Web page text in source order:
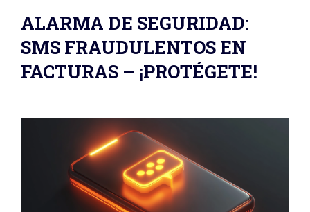
ALARMA DE SEGURIDAD:
SMS FRAUDULENTOS EN
FACTURAS – ¡PROTÉGETE!